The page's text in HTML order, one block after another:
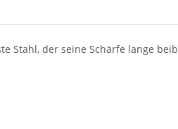
Stahl, der seine Schärfe lange